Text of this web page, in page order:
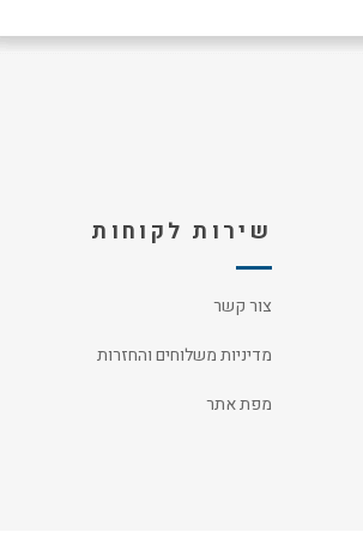
שירות לקוחות
צור קשר
מדיניות משלוחים והחזרות
מפת אתר